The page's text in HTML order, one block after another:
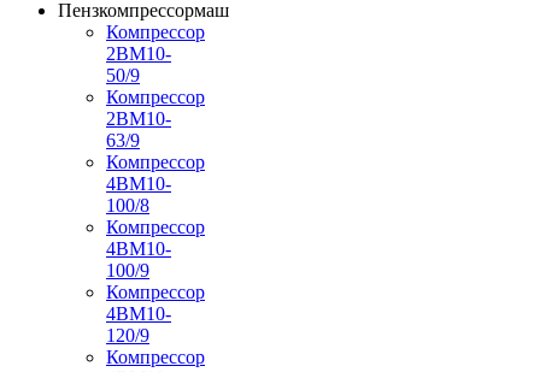
Пензкомпрессормаш
Компрессор
2ВМ10-
50/9
Компрессор
2ВМ10-
63/9
Компрессор
4ВМ10-
100/8
Компрессор
4ВМ10-
100/9
Компрессор
4ВМ10-
120/9
Компрессор